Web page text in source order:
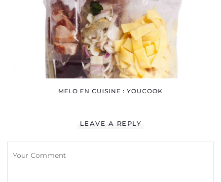
MELO EN CUISINE : YOUCOOK
LEAVE A REPLY